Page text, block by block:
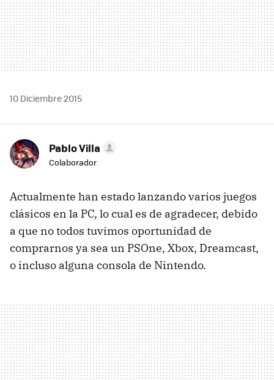
10 Diciembre 2015
Pablo Villa
Colaborador
Actualmente han estado lanzando varios juegos
clásicos en la PC, lo cual es de agradecer, debido
a que no todos tuvimos oportunidad de
comprarnos ya sea un PSOne, Xbox, Dreamcast,
o incluso alguna consola de Nintendo.